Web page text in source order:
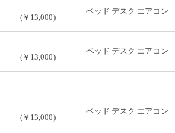
(￥13,000)
ベッド デスク エアコン
(￥13,000)
ベッド デスク エアコン
(￥13,000)
ベッド デスク エアコン